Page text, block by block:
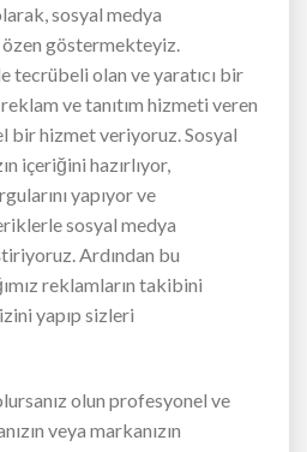
sosyal medya
göstermekteyiz.
tecrübeli olan ve yaratıcı bir
reklam ve tanıtım hizmeti veren
bir hizmet veriyoruz. Sosyal
içeriğini hazırlıyor,
yapıyor ve
sosyal medya
Ardından bu
reklamların takibini
yapıp sizleri
olun profesyonel ve
veya markanızın